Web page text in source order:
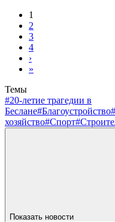
1
2
3
4
›
»
Темы
#20-летие трагедии в
Беслане#Благоустройство
хозяйство#Спорт
Показать новости